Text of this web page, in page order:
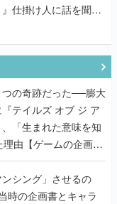
の奇跡だった──膨大
テイルズ オブ ジ ア
理由【ゲームの企画
シング」させるの
時の企画書とキャラ
秋敏がRPGに生み出
とは【ゲームの企画